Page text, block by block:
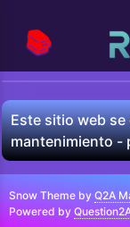
📚
Este sitio web
mantenimiento -
Snow Theme by Q2A
Powered by